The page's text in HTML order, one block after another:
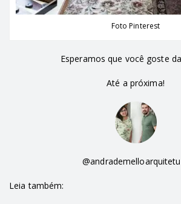
Foto Pinterest
Esperamos que você goste
Até a próxima!
Leia também: